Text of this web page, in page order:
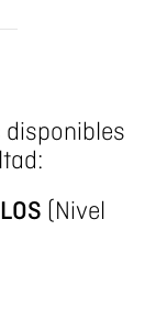
disponibles
(Nivel